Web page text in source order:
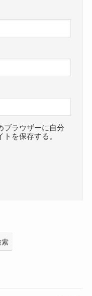
ブラウザーに自分
を保存する。
索